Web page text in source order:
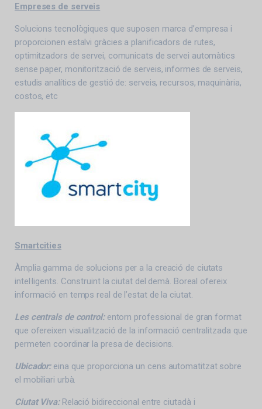
Empreses de serveis
Solucions tecnològiques que suposen marca d’empresa i
proporcionen estalvi gràcies a planificadors de rutes,
optimitzadors de servei, comunicats de servei automàtics
sense paper, monitorització de serveis, informes de serveis,
estudis analítics de gestió de: serveis, recursos, maquinària,
costos, etc
Smartcities
Àmplia gamma de solucions per a la creació de ciutats
intel·ligents. Construint la ciutat del demà. Boreal ofereix
informació en temps real de l’estat de la ciutat.
Les centrals de control: entorn professional de gran format
que ofereixen visualització de la informació centralitzada que
permeten coordinar la presa de decisions.
Ubicador:eina que proporciona un cens automatitzat sobre
el mobiliari urbà.
Ciutat Viva:Relació bidireccional entre ciutadà i